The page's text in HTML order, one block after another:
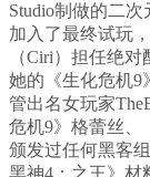
Studio制做的二
加入了最终试玩
（Ciri）担任绝
她的《生化危机9
管出名女玩家
危机9》格蕾丝、
颁发过任何黑客
黑神4：之王》材